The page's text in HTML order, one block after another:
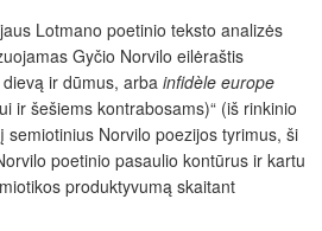
Lotmano poetinio teksto analizės
Gyčio Norvilo eilėraštis
ir dūmus, arba infidèle europe
ir šešiems kontrabosams)“ (iš rinkinio
semiotinius Norvilo poezijos tyrimus, ši
poetinio pasaulio kontūrus ir kartu
produktyvumą skaitant